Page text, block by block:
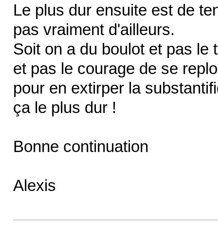
Le plus dur ensuite est de
pas vraiment d'ailleurs.
Soit on a du boulot et pas le
et pas le courage de se
pour en extirper la
ça le plus dur !
Bonne continuation
Alexis